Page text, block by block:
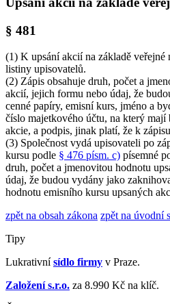
§ 481
(1) K upsání akcií na základě veřejné
listiny upisovatelů.
(2) Zápis obsahuje druh, počet a
akcií, jejich formu nebo údaj, že
cenné papíry, emisní kurs, jméno a
číslo majetkového účtu, na který
akcie, a podpis, jinak platí, že k
(3) Společnost vydá upisovateli po
kursu podle § 476 písm. c) písemné
druh, počet a jmenovitou hodnotu
údaj, že budou vydány jako
hodnotu emisního kursu upsaných
zpět na obsah zákona zpět na úvodní
Tipy
Lukrativnísídlo firmy v Praze.
Založení s.r.o. za 8.990 Kč na klíč.